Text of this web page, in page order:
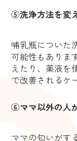
⑤洗浄方法を変
哺乳瓶についた
可能性もありま
えたり、薬液を
で改善されるケ
⑥ママ以外の人
ママの匂いがす